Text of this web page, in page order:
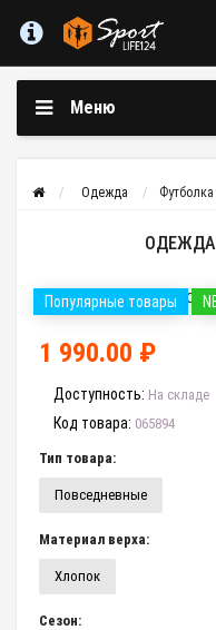
Меню
Одежда
ОДЕЖДА
Популярные товары
1 990.00 ₽
Доступность: На складе
Код товара: 065894
Тип товара:
Повседневные
Материал верха:
Хлопок
Сезон: